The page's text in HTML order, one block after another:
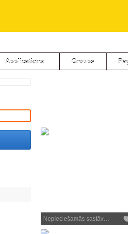
Applications Groups
Nepieciešamās sastāv…